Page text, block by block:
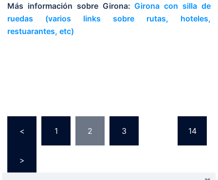
Más información sobre Girona:Girona con silla de
ruedas (varios links sobre rutas, hoteles,
restuarantes, etc)
< 1 2 3 14
>